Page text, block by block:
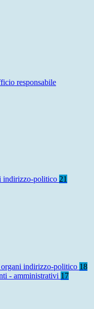
responsabile
indirizzo-politico 21
indirizzo-politico 18
- amministrativi 17